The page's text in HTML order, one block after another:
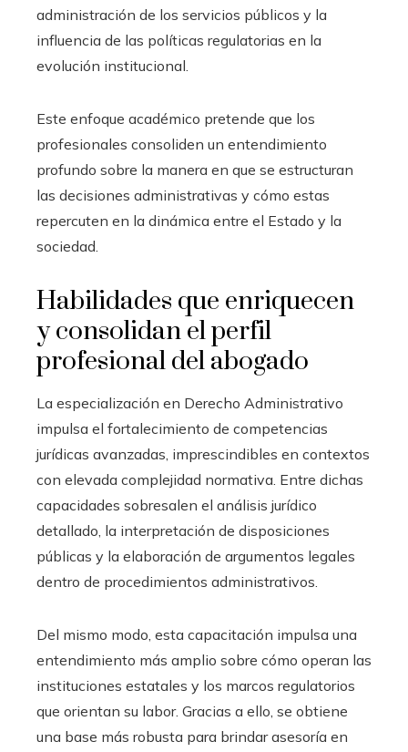
administración de los servicios públicos y la
influencia de las políticas regulatorias en la
evolución institucional.
Este enfoque académico pretende que los
profesionales consoliden un entendimiento
profundo sobre la manera en que se estructuran
las decisiones administrativas y cómo estas
repercuten en la dinámica entre el Estado y la
sociedad.
Habilidades que enriquecen
y consolidan el perfil
profesional del abogado
La especialización en Derecho Administrativo
impulsa el fortalecimiento de competencias
jurídicas avanzadas, imprescindibles en contextos
con elevada complejidad normativa. Entre dichas
capacidades sobresalen el análisis jurídico
detallado, la interpretación de disposiciones
públicas y la elaboración de argumentos legales
dentro de procedimientos administrativos.
Del mismo modo, esta capacitación impulsa una
entendimiento más amplio sobre cómo operan las
instituciones estatales y los marcos regulatorios
que orientan su labor. Gracias a ello, se obtiene
una base más robusta para brindar asesoría en